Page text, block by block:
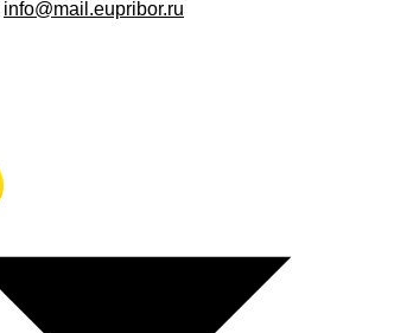
info@mail.eupribor.ru